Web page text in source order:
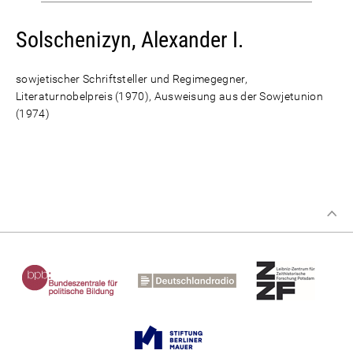
Solschenizyn, Alexander I.
sowjetischer Schriftsteller und Regimegegner,
Literaturnobelpreis (1970), Ausweisung aus der Sowjetunion
(1974)